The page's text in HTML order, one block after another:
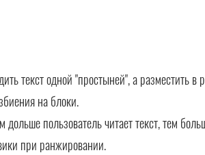
текст одной "простыней", а разместить в
на блоки.
пользователь читает текст, тем
при ранжировании.